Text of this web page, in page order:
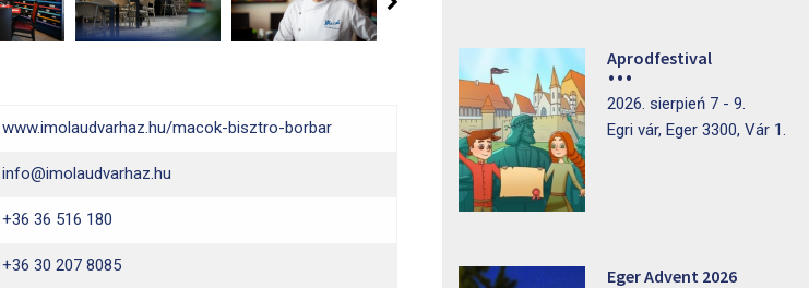
www.imolaudvarhaz.hu/macok-bisztro-borbar
info@imolaudvarhaz.hu
+36 36 516 180
+36 30 207 8085
Aprodfestival
2026. sierpień 7 - 9.
Egri vár, Eger 3300, Vár 1.
Eger Advent 2026